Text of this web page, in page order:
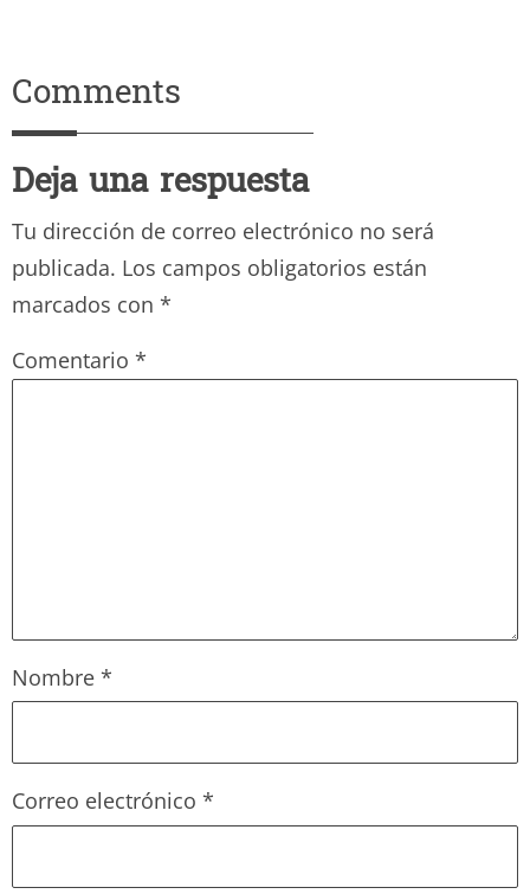
Comments
Deja una respuesta
Tu dirección de correo electrónico no será
publicada. Los campos obligatorios están
marcados con *
Comentario *
Nombre *
Correo electrónico *